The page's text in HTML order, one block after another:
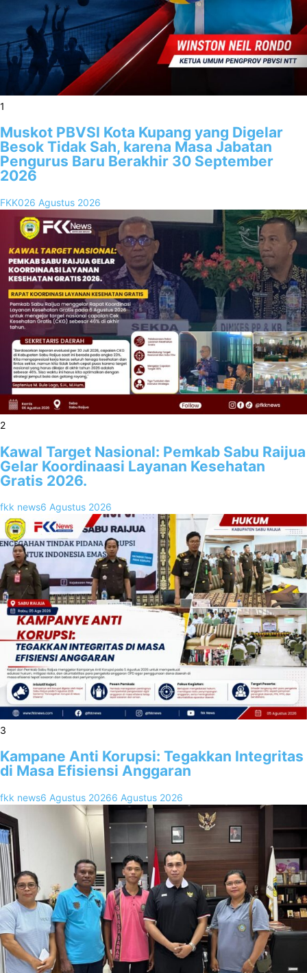
1
Muskot PBVSI Kota Kupang yang Digelar
Besok Tidak Sah, karena Masa Jabatan
Pengurus Baru Berakhir 30 September
2026
FKK026 Agustus 2026
2
Kawal Target Nasional: Pemkab Sabu Raijua
Gelar Koordinaasi Layanan Kesehatan
Gratis 2026.
fkk news6 Agustus 2026
3
Kampane Anti Korupsi: Tegakkan Integritas
di Masa Efisiensi Anggaran
fkk news6 Agustus 20266 Agustus 2026